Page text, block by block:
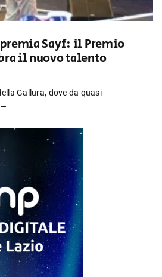
premia Sayf: il Premio
il nuovo talento
Gallura, dove da quasi